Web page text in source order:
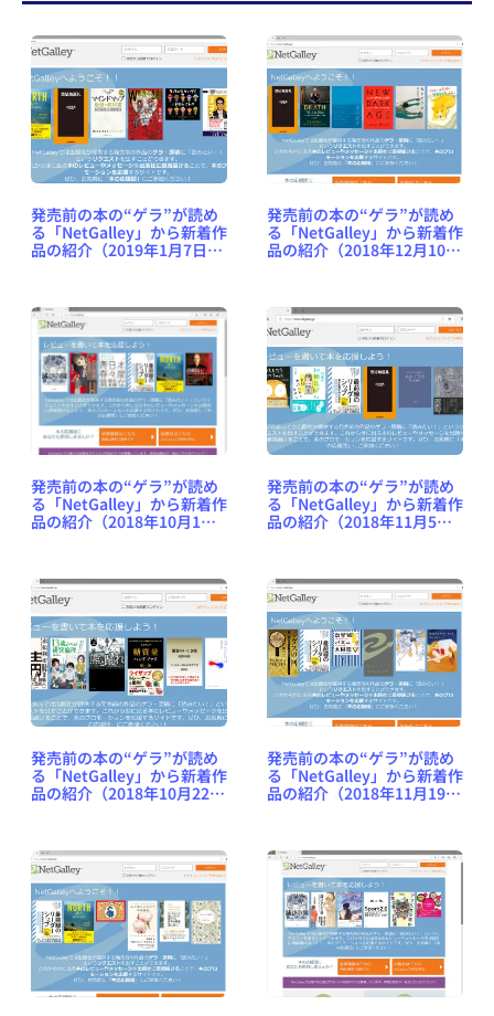
発売前の本の“ゲラ”が読め
る「NetGalley」から新着作
品の紹介（2019年1月7日
発売前の本の“ゲラ”が読め
る「NetGalley」から新着作
品の紹介（2018年12月10日
発売前の本の“ゲラ”が読め
る「NetGalley」から新着作
品の紹介（2018年10月1日
発売前の本の“ゲラ”が読め
る「NetGalley」から新着作
品の紹介（2018年11月5日
発売前の本の“ゲラ”が読め
る「NetGalley」から新着作
品の紹介（2018年10月22日
発売前の本の“ゲラ”が読め
る「NetGalley」から新着作
品の紹介（2018年11月19日